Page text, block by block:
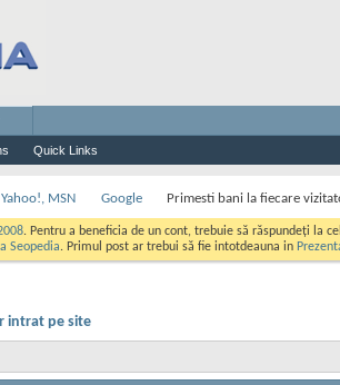
Quick Links
MSN Google Primesti bani la fiecare
. Pentru a beneficia de un cont, trebuie să răspundeți la
Seopedia. Primul post ar trebui să fie intotdeauna in
intrat pe site